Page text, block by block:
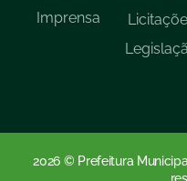
Imprensa
2026 © Prefeitura